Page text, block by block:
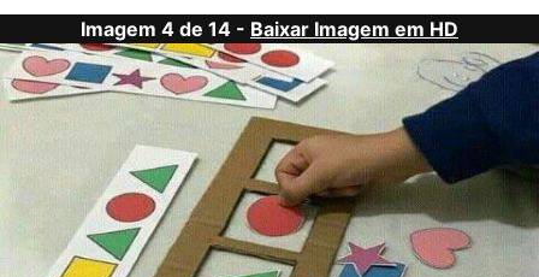
Imagem 4 de 14 - Baixar Imagem em HD